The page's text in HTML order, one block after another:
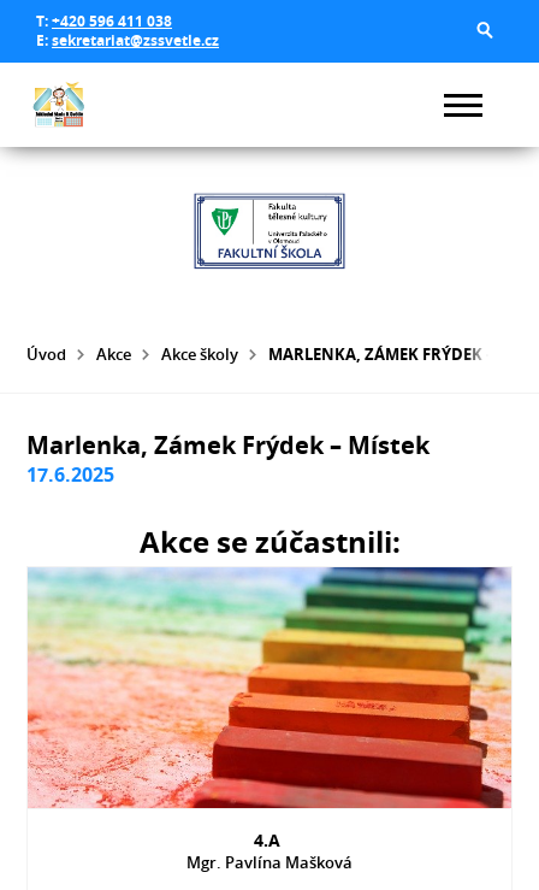
T:+420 596 411 038
E:sekretariat@zssvetle.cz
Úvod Akce Akce školy MARLENKA, ZÁMEK FRÝDEK –
Marlenka, Zámek Frýdek – Místek
17.6.2025
Akce se zúčastnili:
4.A
Mgr. Pavlína Mašková